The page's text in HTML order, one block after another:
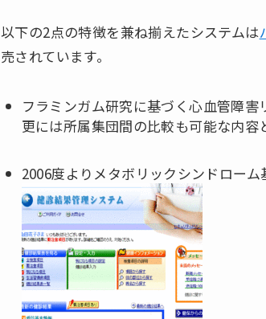
以下の2点の特徴を兼ね揃えたシステムは
売されています。
フラミンガム研究に基づく心血管障害
更には所属集団間の比較も可能な内容
2006度よりメタボリックシンドローム